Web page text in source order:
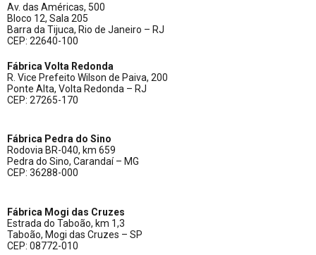
Av. das Américas, 500
Bloco 12, Sala 205
Barra da Tijuca, Rio de Janeiro – RJ
CEP: 22640-100
Fábrica Volta Redonda
R. Vice Prefeito Wilson de Paiva, 200
Ponte Alta, Volta Redonda – RJ
CEP: 27265-170
Fábrica Pedra do Sino
Rodovia BR-040, km 659
Pedra do Sino, Carandaí – MG
CEP: 36288-000
Fábrica Mogi das Cruzes
Estrada do Taboão, km 1,3
Taboão, Mogi das Cruzes – SP
CEP: 08772-010